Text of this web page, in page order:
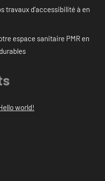
travaux d’accessibilité à en
espace sanitaire PMR en
world!